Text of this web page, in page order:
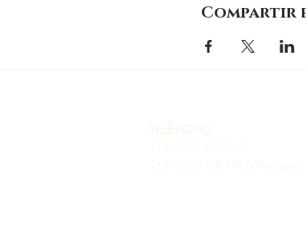
Compartir
TELÉFONO
(+34) 918 482 249
(+34) 690 618 778 (Whatsapp)